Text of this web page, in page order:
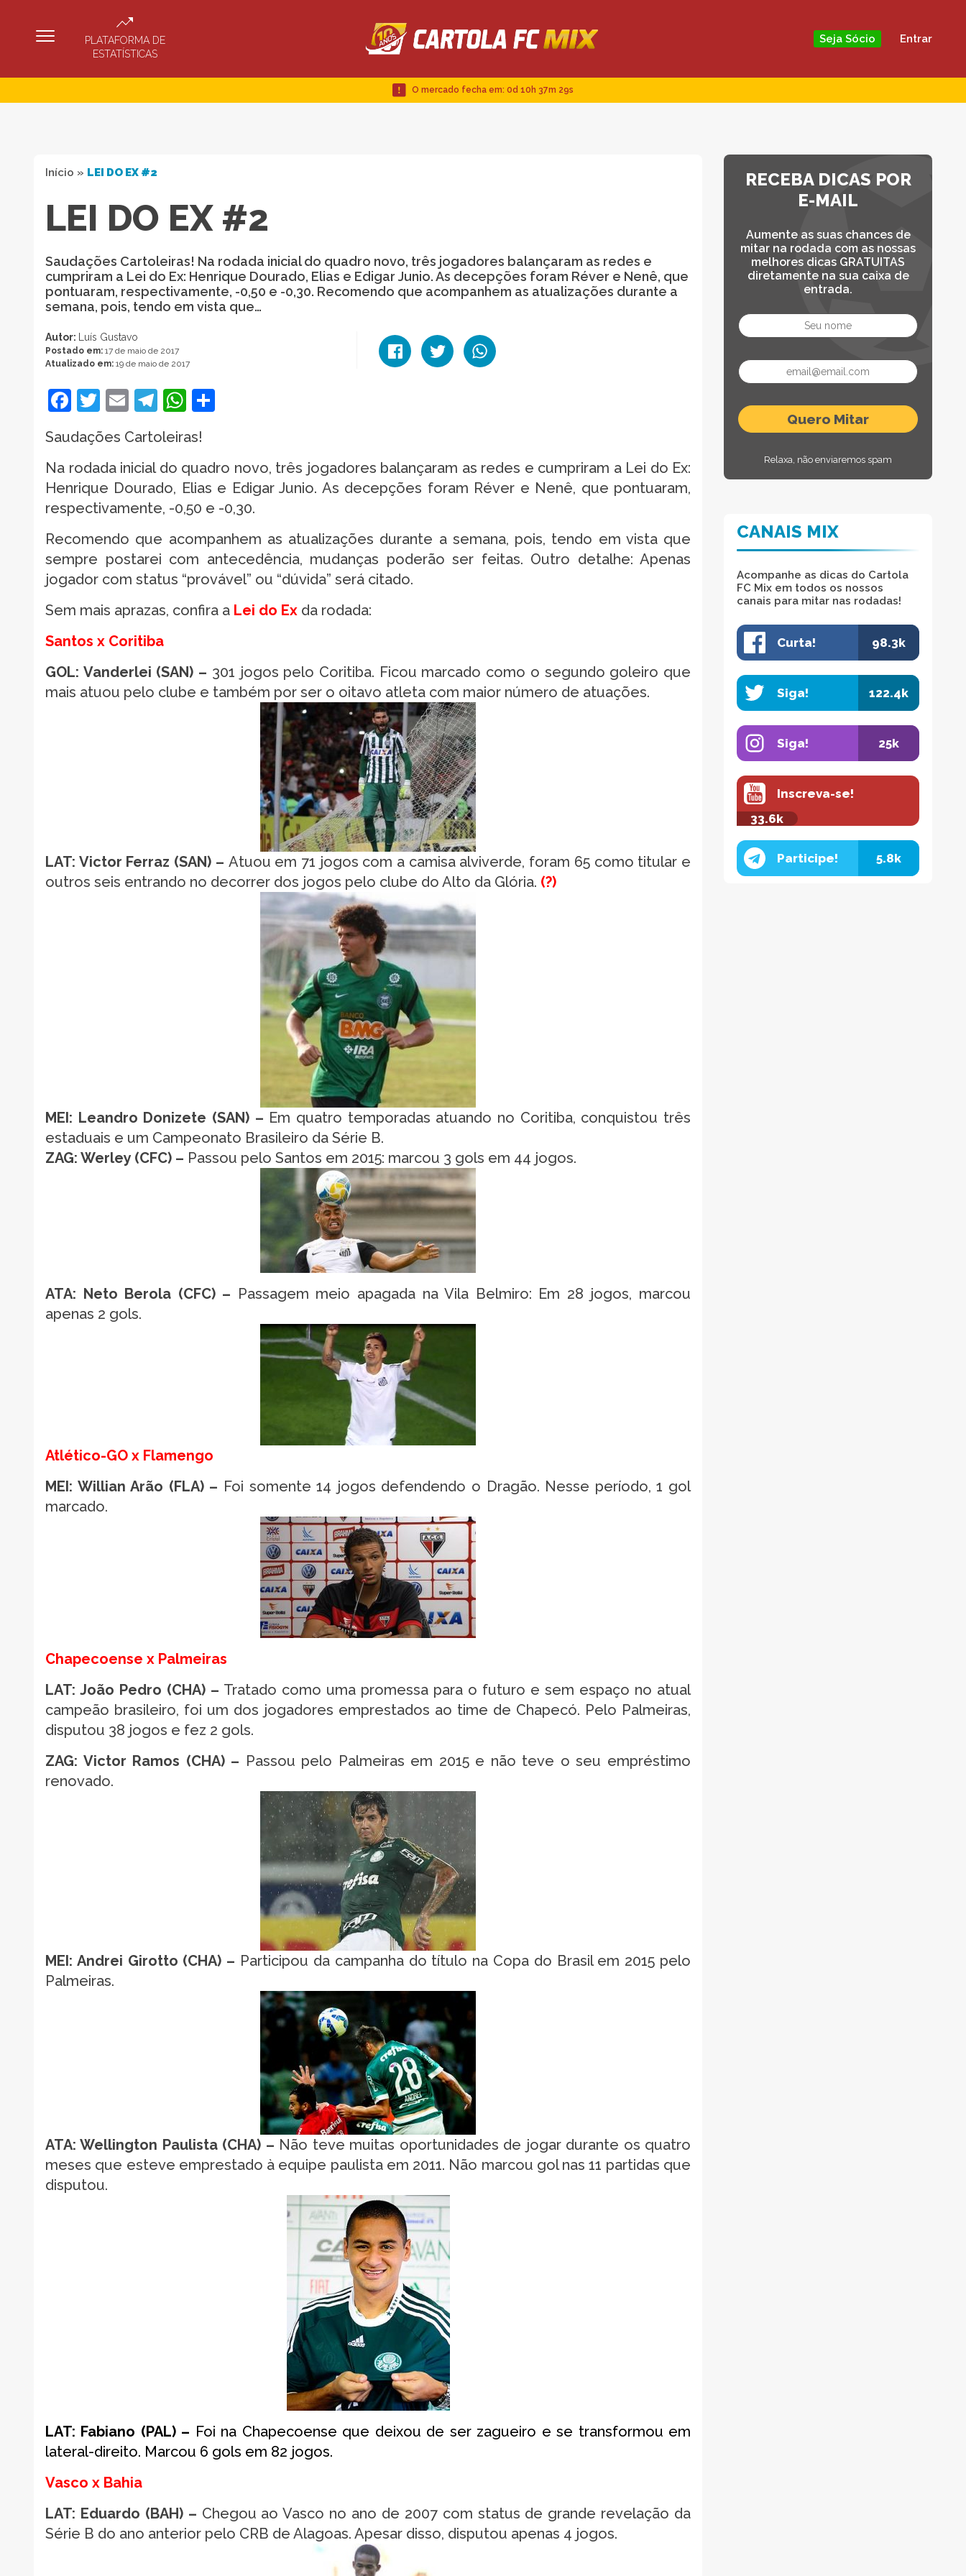
PLATAFORMA DE
ESTATÍSTICAS
Seja Sócio Entrar
O mercado fecha em: 0d 10h 37m 28s
Início » LEI DO EX #2
LEI DO EX #2
Saudações Cartoleiras! Na rodada inicial do quadro novo, três jogadores balançaram as redes e
cumpriram a Lei do Ex: Henrique Dourado, Elias e Edigar Junio. As decepções foram Réver e Nenê, que
pontuaram, respectivamente, -0,50 e -0,30. Recomendo que acompanhem as atualizações durante a
semana, pois, tendo em vista que…
Autor: Luís Gustavo
Postado em: 17 de maio de 2017
Atualizado em: 19 de maio de 2017
Facebook
Twitter
EmailTelegram
WhatsApp
Saudações Cartoleiras!
Na rodada inicial do quadro novo, três jogadores balançaram as redes e cumpriram a Lei do Ex:
Henrique Dourado, Elias e Edigar Junio. As decepções foram Réver e Nenê, que pontuaram,
respectivamente, -0,50 e -0,30.
Recomendo que acompanhem as atualizações durante a semana, pois, tendo em vista que
sempre postarei com antecedência, mudanças poderão ser feitas. Outro detalhe: Apenas
jogador com status “provável” ou “dúvida” será citado.
Sem mais aprazas, confira a Lei do Ex da rodada:
Santos x Coritiba
GOL: Vanderlei (SAN) – 301 jogos pelo Coritiba. Ficou marcado como o segundo goleiro que
mais atuou pelo clube e também por ser o oitavo atleta com maior número de atuações.
LAT: Victor Ferraz (SAN) – Atuou em 71 jogos com a camisa alviverde, foram 65 como titular e
outros seis entrando no decorrer dos jogos pelo clube do Alto da Glória. (?)
MEI: Leandro Donizete (SAN) – Em quatro temporadas atuando no Coritiba, conquistou três
estaduais e um Campeonato Brasileiro da Série B.
ZAG: Werley (CFC) – Passou pelo Santos em 2015: marcou 3 gols em 44 jogos.
ATA: Neto Berola (CFC) – Passagem meio apagada na Vila Belmiro: Em 28 jogos, marcou
apenas 2 gols.
Atlético-GO x Flamengo
MEI: Willian Arão (FLA) – Foi somente 14 jogos defendendo o Dragão. Nesse período, 1 gol
marcado.
Chapecoense x Palmeiras
LAT: João Pedro (CHA) – Tratado como uma promessa para o futuro e sem espaço no atual
campeão brasileiro, foi um dos jogadores emprestados ao time de Chapecó. Pelo Palmeiras,
disputou 38 jogos e fez 2 gols.
ZAG: Victor Ramos (CHA) – Passou pelo Palmeiras em 2015 e não teve o seu empréstimo
renovado.
MEI: Andrei Girotto (CHA) – Participou da campanha do título na Copa do Brasil em 2015 pelo
Palmeiras.
ATA: Wellington Paulista (CHA) – Não teve muitas oportunidades de jogar durante os quatro
meses que esteve emprestado à equipe paulista em 2011. Não marcou gol nas 11 partidas que
disputou.
LAT: Fabiano (PAL) – Foi na Chapecoense que deixou de ser zagueiro e se transformou em
lateral-direito. Marcou 6 gols em 82 jogos.
Vasco x Bahia
LAT: Eduardo (BAH) – Chegou ao Vasco no ano de 2007 com status de grande revelação da
Série B do ano anterior pelo CRB de Alagoas. Apesar disso, disputou apenas 4 jogos.
RECEBA DICAS POR
E-MAIL
Aumente as suas chances de
mitar na rodada com as nossas
melhores dicas GRATUITAS
diretamente na sua caixa de
entrada.
Relaxa, não enviaremos spam
CANAIS MIX
Acompanhe as dicas do Cartola
FC Mix em todos os nossos
canais para mitar nas rodadas!
Curta! 98.3k
Siga! 122.4k
Siga! 25k
Inscreva-se!
33.6k
Participe! 5.8k